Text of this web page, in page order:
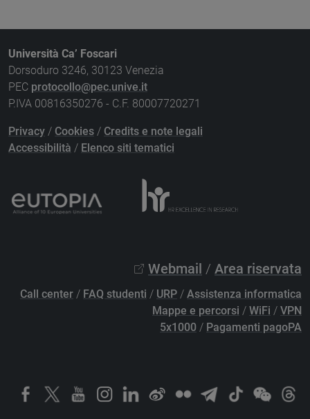
Università Ca’ Foscari
Dorsoduro 3246, 30123 Venezia
PEC protocollo@pec.unive.it
P.IVA 00816350276 - C.F. 80007720271
Privacy / Cookies / Credits e note legali
Accessibilità / Elenco siti tematici
Webmail / Area riservata
Call center / FAQ studenti / URP / Assistenza informatica
Mappe e percorsi / WiFi / VPN
5x1000 / Pagamenti pagoPA